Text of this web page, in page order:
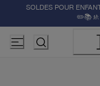
SOLDES POUR
✏️📚🚸